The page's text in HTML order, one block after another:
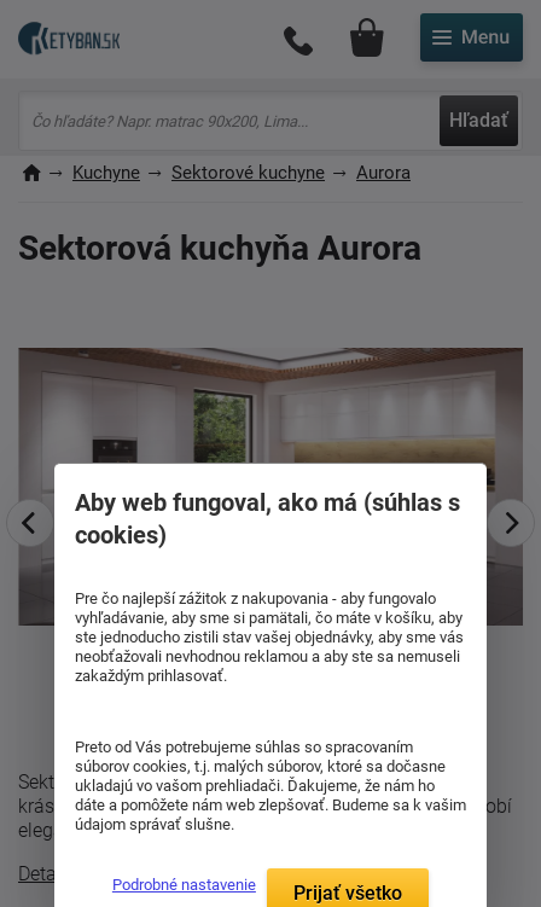
Hľadať
Môj účet
Kuchyne Sektorové kuchyne Aurora
Sektorová kuchyňa Aurora
Sektorová kuchyňa Aurora v čistom bielom prevedení
krásne presvetlí celý priestor. Vďaka lesklým čelám pôsobí
elegantne, vzdušne a veľmi ...
Detailný popis
Aby web fungoval, ako má (súhlas s
cookies)
Pre čo najlepší zážitok z nakupovania - aby fungovalo
vyhľadávanie, aby sme si pamätali, čo máte v košíku, aby
ste jednoducho zistili stav vašej objednávky, aby sme vás
neobťažovali nevhodnou reklamou a aby ste sa nemuseli
zakaždým prihlasovať.
Preto od Vás potrebujeme súhlas so spracovaním
súborov cookies, t.j. malých súborov, ktoré sa dočasne
ukladajú vo vašom prehliadači. Ďakujeme, že nám ho
dáte a pomôžete nám web zlepšovať. Budeme sa k vašim
údajom správať slušne.
Podrobné nastavenie Prijať všetko